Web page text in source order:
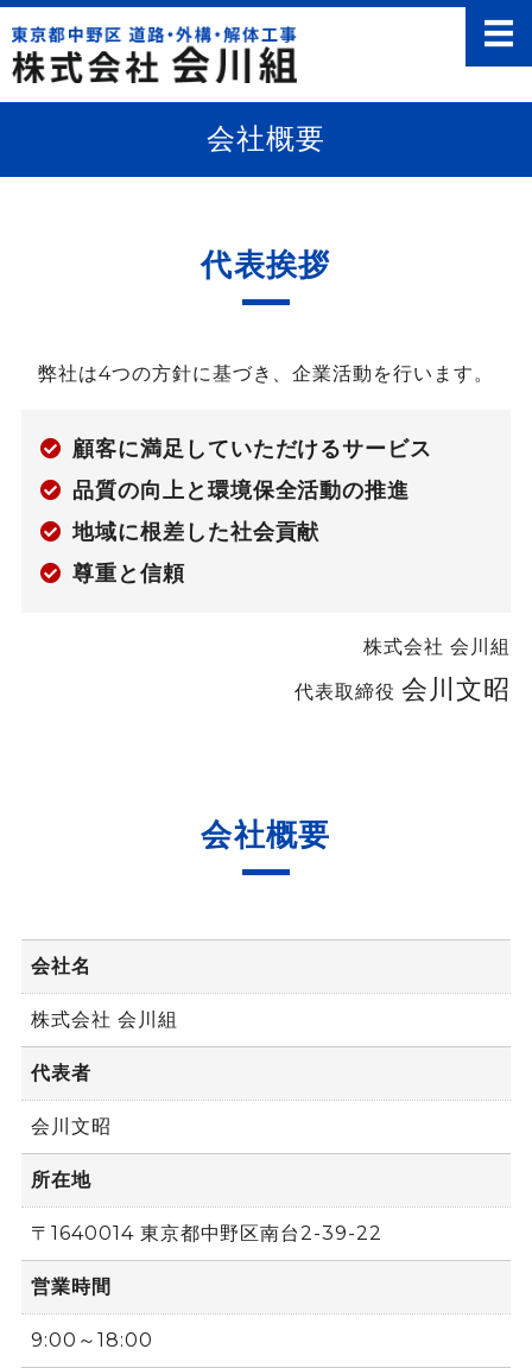
株式会社 会
お問い合わせ
会社概要
代表挨拶
弊社は4つの方針に基づき、企業活動を行います。
顧客に満足していただけるサービス
品質の向上と環境保全活動の推進
地域に根差した社会貢献
尊重と信頼
株式会社 会川組
代表取締役会川文昭
会社概要
会社名
株式会社 会川組
代表者
会川文昭
所在地
〒1640014 東京都中野区南台2-39-22
営業時間
9:00～18:00